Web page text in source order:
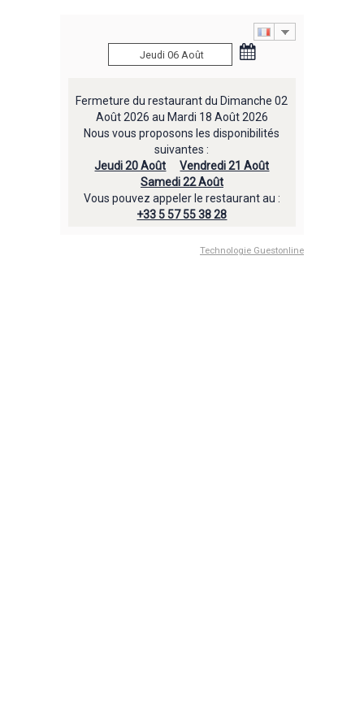
Fermeture du restaurant du Dimanche 02
Août 2026 au Mardi 18 Août 2026
Nous vous proposons les disponibilités
suivantes :
Jeudi 20 Août
Vendredi 21 Août
Samedi 22 Août
Vous pouvez appeler le restaurant au :
+33 5 57 55 38 28
Technologie Guestonline